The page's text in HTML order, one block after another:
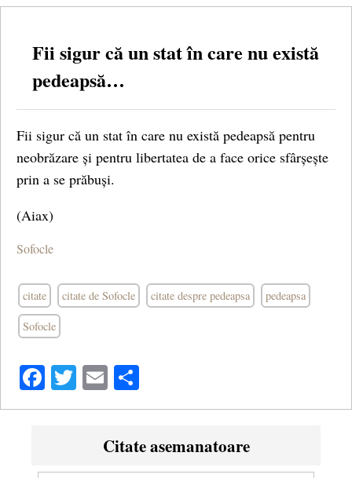
Fii sigur că un stat în care nu există
pedeapsă…
Fii sigur că un stat în care nu există pedeapsă pentru
neobrăzare și pentru libertatea de a face orice sfârșește
prin a se prăbuși.
(Aiax)
Sofocle
citate citate de Sofocle citate despre pedeapsa pedeapsa
Sofocle
Facebook
Twitter
Email
Citate asemanatoare